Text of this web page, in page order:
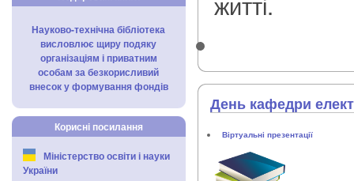
Науково-технічна бібліотека
висловлює щиру подяку
організаціям і приватним
особам за безкорисливий
внесок у формування фондів
Корисні посилання
Міністерство освіти і науки
України
День кафедри
Віртуальні презентації